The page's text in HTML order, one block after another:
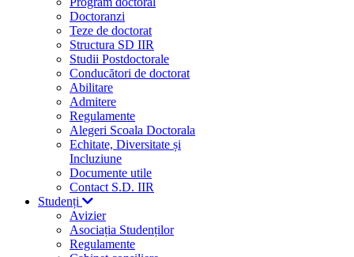
Doctoranzi
Teze de doctorat
Structura SD IIR
Studii Postdoctorale
Conducători de doctorat
Abilitare
Admitere
Regulamente
Alegeri Scoala Doctorala
Echitate, Diversitate și
Incluziune
Documente utile
Contact S.D. IIR
Studenți
Avizier
Asociația Studenților
Regulamente